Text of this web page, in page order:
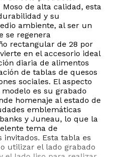
de alta calidad, esta
y su
ambiente, al ser un
se regenera
rectangular de 28 por
en el accesorio ideal
diaria de alimentos
de tablas de quesos
sociales. El aspecto
es su grabado
homenaje al estado de
emblemáticas
y Juneau, lo que la
tema de
invitados. Esta tabla es
utilizar el lado grabado